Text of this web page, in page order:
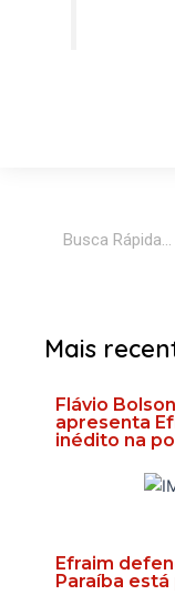
Mais
Flávio
apresenta
inédito na
Efraim
Paraíba